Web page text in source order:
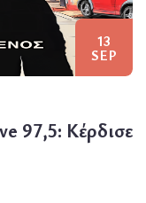
13
SEP
97,5: Κέρδισε